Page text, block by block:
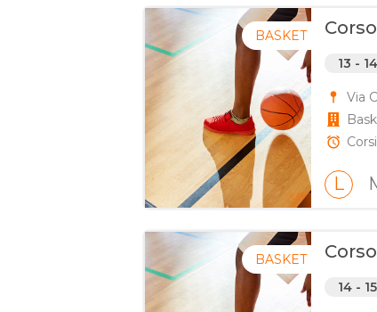
BASKET
13 -
Via
L
BASKET
14 -